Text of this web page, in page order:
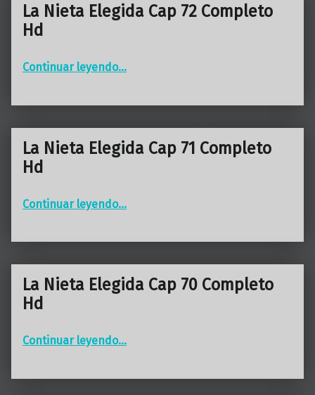
La Nieta Elegida Cap 72 Completo
Hd
Continuar leyendo…
La Nieta Elegida Cap 71 Completo
Hd
Continuar leyendo…
La Nieta Elegida Cap 70 Completo
Hd
Continuar leyendo“La Nieta Elegida Cap 70 Completo Hd”
…